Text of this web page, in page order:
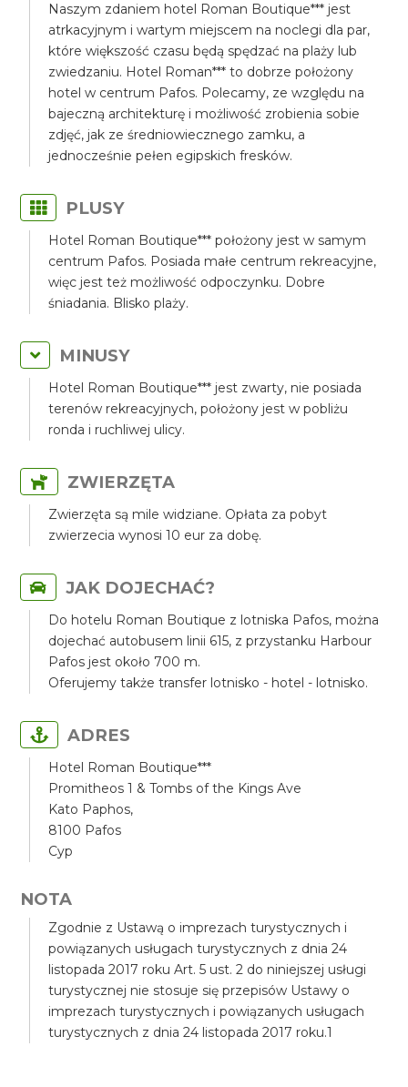
Naszym zdaniem hotel Roman Boutique*** jest
atrkacyjnym i wartym miejscem na noclegi dla par,
które większość czasu będą spędzać na plaży lub
zwiedzaniu. Hotel Roman*** to dobrze położony
hotel w centrum Pafos. Polecamy, ze względu na
bajeczną architekturę i możliwość zrobienia sobie
zdjęć, jak ze średniowiecznego zamku, a
jednocześnie pełen egipskich fresków.
PLUSY
Hotel Roman Boutique*** położony jest w samym
centrum Pafos. Posiada małe centrum rekreacyjne,
więc jest też możliwość odpoczynku. Dobre
śniadania. Blisko plaży.
MINUSY
Hotel Roman Boutique*** jest zwarty, nie posiada
terenów rekreacyjnych, położony jest w pobliżu
ronda i ruchliwej ulicy.
ZWIERZĘTA
Zwierzęta są mile widziane. Opłata za pobyt
zwierzecia wynosi 10 eur za dobę.
JAK DOJECHAĆ?
Do hotelu Roman Boutique z lotniska Pafos, można
dojechać autobusem linii 615, z przystanku Harbour
Pafos jest około 700 m.
Oferujemy także transfer lotnisko - hotel - lotnisko.
ADRES
Hotel Roman Boutique***
Promitheos 1 & Tombs of the Kings Ave
Kato Paphos,
8100 Pafos
Cyp
NOTA
Zgodnie z Ustawą o imprezach turystycznych i
powiązanych usługach turystycznych z dnia 24
listopada 2017 roku Art. 5 ust. 2 do niniejszej usługi
turystycznej nie stosuje się przepisów Ustawy o
imprezach turystycznych i powiązanych usługach
turystycznych z dnia 24 listopada 2017 roku.1